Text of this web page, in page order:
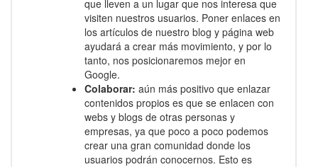
que lleven a un lugar que nos interesa que
visiten nuestros usuarios. Poner enlaces en
los artículos de nuestro blog y página web
ayudará a crear más movimiento, y por lo
tanto, nos posicionaremos mejor en
Google.
Colaborar: aún más positivo que enlazar
contenidos propios es que se enlacen con
webs y blogs de otras personas y
empresas, ya que poco a poco podemos
crear una gran comunidad donde los
usuarios podrán conocernos. Esto es